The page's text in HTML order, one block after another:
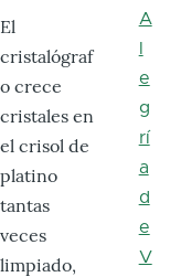
El
cristalógraf
o crece
cristales en
el crisol de
platino
tantas
veces
limpiado,
A
e
g
rí
a
d
e
V